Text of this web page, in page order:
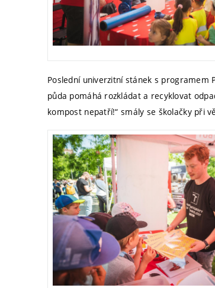
Poslední univerzitní stánek s programem
půda pomáhá rozkládat a recyklovat
kompost nepatří!“ smály se školačky při